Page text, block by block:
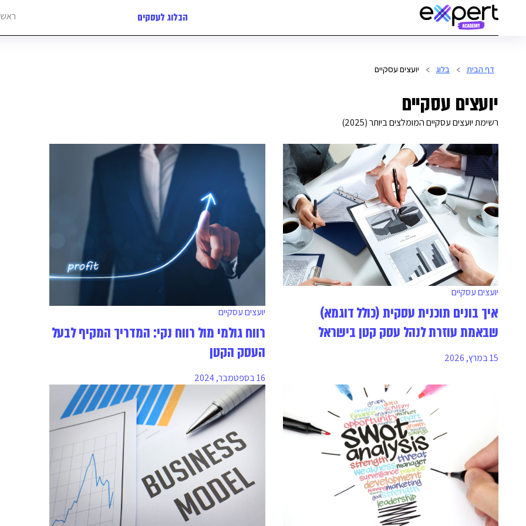
הבלוג לעסקים
דף הבית > בלוג > יועצים עסקיים
יועצים עסקיים
רשימת יועצים עסקיים המומלצים ביותר (2025)
יועצים עסקיים
איך בונים תוכנית עסקית (כולל דוגמא)
שבאמת עוזרת לנהל עסק קטן בישראל
15 במרץ, 2026
יועצים עסקיים
רווח גולמי מול רווח נקי: המדריך המקיף לבעל
העסק הקטן
16 בספטמבר, 2024